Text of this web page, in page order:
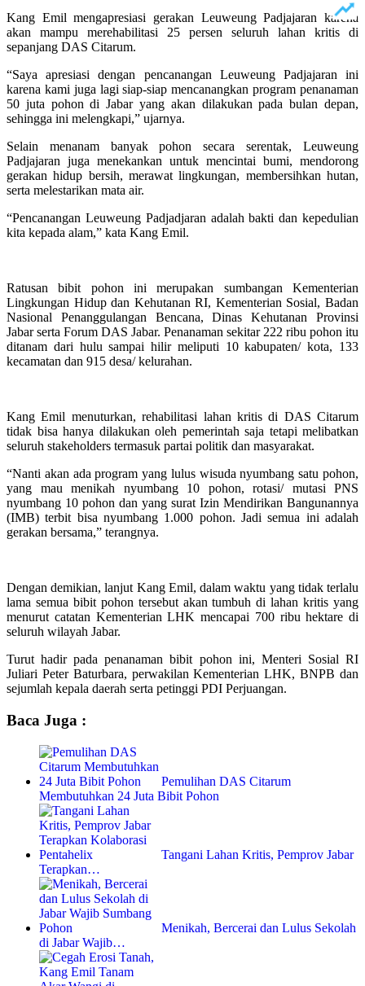
Kang Emil mengapresiasi gerakan Leuweung Padjajaran karena
akan mampu merehabilitasi 25 persen seluruh lahan kritis di
sepanjang DAS Citarum.
“Saya apresiasi dengan pencanangan Leuweung Padjajaran ini
karena kami juga lagi siap-siap mencanangkan program penanaman
50 juta pohon di Jabar yang akan dilakukan pada bulan depan,
sehingga ini melengkapi,” ujarnya.
Selain menanam banyak pohon secara serentak, Leuweung
Padjajaran juga menekankan untuk mencintai bumi, mendorong
gerakan hidup bersih, merawat lingkungan, membersihkan hutan,
serta melestarikan mata air.
“Pencanangan Leuweung Padjadjaran adalah bakti dan kepedulian
kita kepada alam,” kata Kang Emil.
Ratusan bibit pohon ini merupakan sumbangan Kementerian
Lingkungan Hidup dan Kehutanan RI, Kementerian Sosial, Badan
Nasional Penanggulangan Bencana, Dinas Kehutanan Provinsi
Jabar serta Forum DAS Jabar. Penanaman sekitar 222 ribu pohon itu
ditanam dari hulu sampai hilir meliputi 10 kabupaten/ kota, 133
kecamatan dan 915 desa/ kelurahan.
Kang Emil menuturkan, rehabilitasi lahan kritis di DAS Citarum
tidak bisa hanya dilakukan oleh pemerintah saja tetapi melibatkan
seluruh stakeholders termasuk partai politik dan masyarakat.
“Nanti akan ada program yang lulus wisuda nyumbang satu pohon,
yang mau menikah nyumbang 10 pohon, rotasi/ mutasi PNS
nyumbang 10 pohon dan yang surat Izin Mendirikan Bangunannya
(IMB) terbit bisa nyumbang 1.000 pohon. Jadi semua ini adalah
gerakan bersama,” terangnya.
Dengan demikian, lanjut Kang Emil, dalam waktu yang tidak terlalu
lama semua bibit pohon tersebut akan tumbuh di lahan kritis yang
menurut catatan Kementerian LHK mencapai 700 ribu hektare di
seluruh wilayah Jabar.
Turut hadir pada penanaman bibit pohon ini, Menteri Sosial RI
Juliari Peter Baturbara, perwakilan Kementerian LHK, BNPB dan
sejumlah kepala daerah serta petinggi PDI Perjuangan.
Baca Juga :
Pemulihan DAS Citarum
Membutuhkan 24 Juta Bibit Pohon
Tangani Lahan Kritis, Pemprov Jabar
Terapkan…
Menikah, Bercerai dan Lulus Sekolah
di Jabar Wajib…